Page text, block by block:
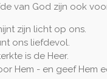
van God zijn ook
zijn licht op ons.
ons liefdevol.
is de Heer.
Hem - en geef Hem